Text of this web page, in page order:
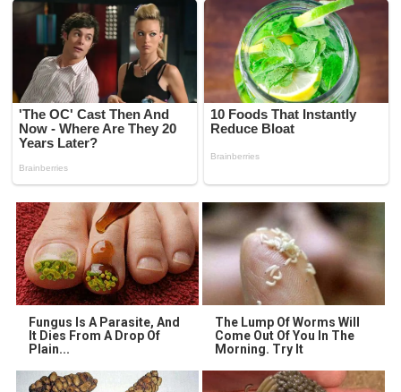
Fungus Is A Parasite, And
It Dies From A Drop Of
Plain...
The Lump Of Worms Will
Come Out Of You In The
Morning. Try It